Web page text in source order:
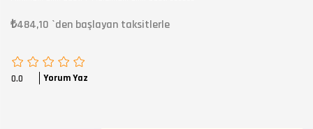
₺484,10 `den başlayan taksitlerle
0.0 Yorum Yaz